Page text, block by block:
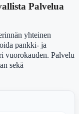
Palvelua
yhteinen
pankki- ja
vuorokauden. Palvelu
sekä